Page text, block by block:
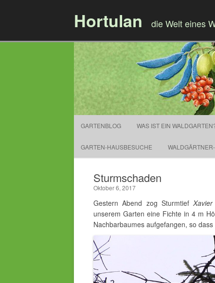
Hortulan die Welt eines
GARTENBLOG WAS IST EIN
GARTEN-HAUSBESUCHE WALDGÄRTNER-
Sturmschaden
Oktober 6, 2017
Gestern Abend zog SturmtiefXavier
unserem Garten eine Fichte in 4 m
Nachbarbaumes aufgefangen, so